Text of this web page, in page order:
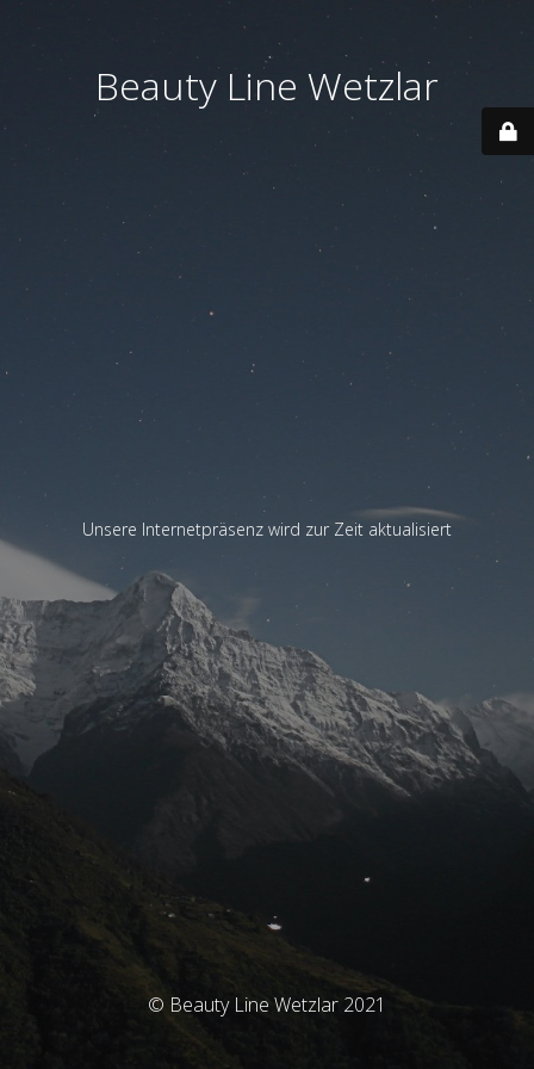
Beauty Line Wetzlar
Unsere Internetpräsenz wird zur Zeit aktualisiert
© Beauty Line Wetzlar 2021